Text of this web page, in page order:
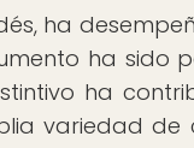
ha
ha
ha
variedad de